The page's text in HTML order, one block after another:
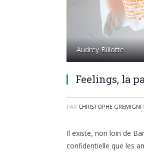
Audrey Billotte
Feelings, la
PAR CHRISTOPHE GREMIGNI
Il existe, non loin de
confidentielle que les